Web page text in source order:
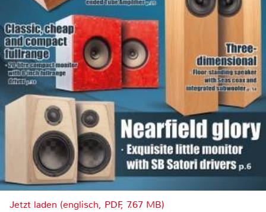
Jetzt laden (englisch, PDF, 7.67 MB)